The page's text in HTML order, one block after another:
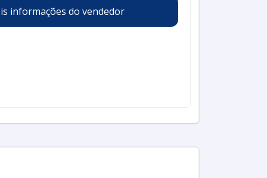
informações do vendedor